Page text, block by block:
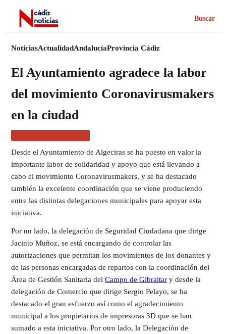
Buscar
NoticiasActualidadAndalucíaProvincia Cádiz
El Ayuntamiento agradece la labor
del movimiento Coronavirusmakers
en la ciudad
Desde el Ayuntamiento de Algeciras se ha puesto en valor la
importante labor de solidaridad y apoyo que está llevando a
cabo el movimiento Coronavirusmakers, y se ha destacado
también la excelente coordinación que se viene produciendo
entre las distintas delegaciones municipales para apoyar esta
iniciativa.
Por un lado, la delegación de Seguridad Ciudadana que dirige
Jacinto Muñoz, se está encargando de controlar las
autorizaciones que permitan los movimientos de los donantes y
de las personas encargadas de repartos con la coordinación del
Área de Gestión Sanitaria del Campo de Gibraltar y desde la
delegación de Comercio que dirige Sergio Pelayo, se ha
destacado el gran esfuerzo así como el agradecimiento
municipal a los propietarios de impresoras 3D que se han
sumado a esta iniciativa. Por otro lado, la Delegación de